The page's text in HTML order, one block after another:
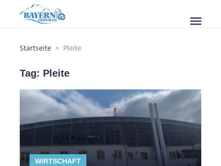
menu
Startseite Pleite
Tag: Pleite
WIRTSCHAFT